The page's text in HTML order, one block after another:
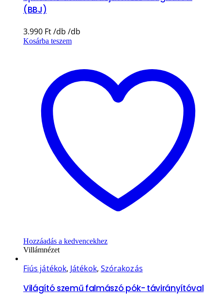
(BBJ)
3.990 Ft
Kosárba teszem
Hozzáadás a kedvencekhez
Villámnézet
Fiús játékok, Játékok, Szórakozás
Világító szemű falmászó pók- távirányítóval